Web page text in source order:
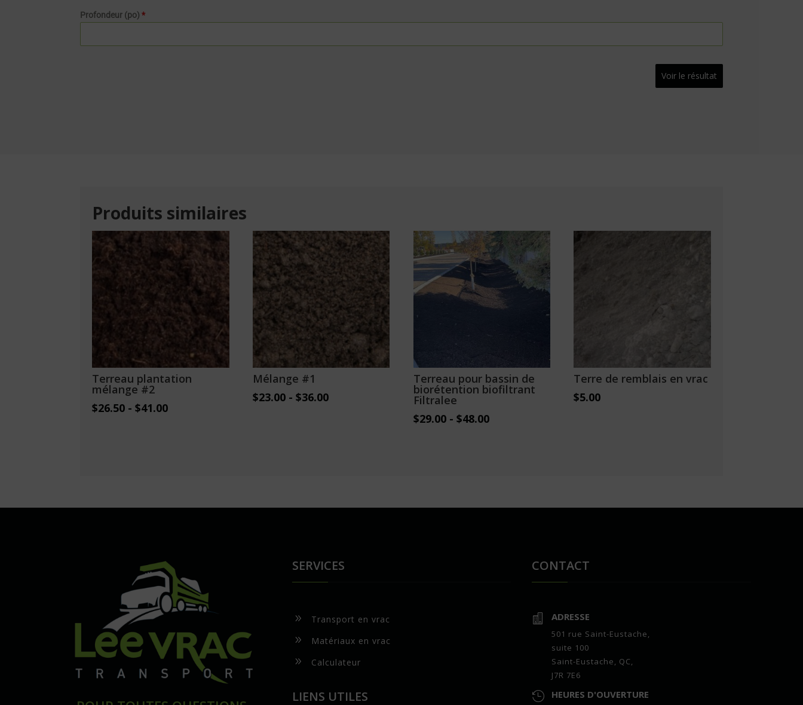
Profondeur (po)*
Voir le résultat
Produits similaires
Terreau plantation
mélange #2
$26.50 -$41.00
Mélange #1
$23.00 -$36.00
Terreau pour bassin de
biorétention biofiltrant
Filtralee
$29.00- $48.00
Terre de remblais en vrac
$5.00
SERVICES
9 Transport en vrac
9 Matériaux en vrac
9 Calculateur
LIENS UTILES
CONTACT
 ADRESSE
501 rue Saint-Eustache,
suite 100
Saint-Eustache, QC,
J7R 7E6
 HEURES D'OUVERTURE